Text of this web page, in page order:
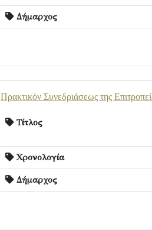
Δήμαρχος
Πρακτικόν Συνεδριάσεως της
Τίτλος
Χρονολογία
Δήμαρχος